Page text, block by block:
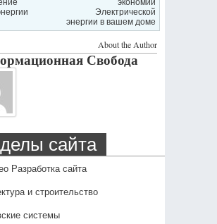
Электрической
энергии в вашем доме
About the Author
Свобода
сайта
Разработка сайта
и строительство
системы